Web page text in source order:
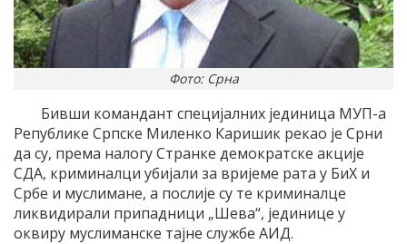
Фото: Срна
Бивши командант специјалних јединица МУП-а
Републике Српске Миленко Каришик рекао је Срни
да су, према налогу Странке демократске акције
СДА, криминалци убијали за вријеме рата у БиХ и
Србе и муслимане, а послије су те криминалце
ликвидирали припадници „Шева“, јединице у
оквиру муслиманске тајне службе АИД.